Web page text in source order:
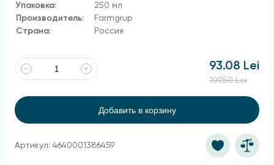
Упаковка:
250 мл
Производитель:
Farmgrup
Страна:
Россия
93.08 Lei
109.50 Lei
Добавить в корзину
Артикул: 4640001386459